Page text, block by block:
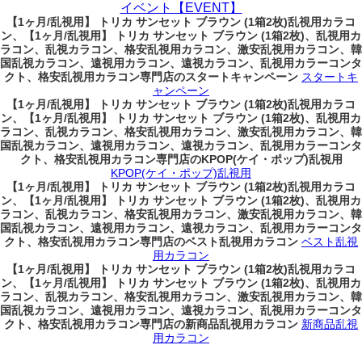
イベント【EVENT】
【1ヶ月/乱視用】 トリカ サンセット ブラウン (1箱2枚)乱視用カラコ
ン、
【1ヶ月/乱視用】 トリカ サンセット ブラウン (1箱2枚)、乱視用カ
ラコン、乱視カラコン、格安乱視用カラコン、激安乱視用カラコン、韓
国乱視カラコン、遠視用カラコン、遠視カラコン、乱視用カラーコンタ
クト、格安乱視用カラコン専門店のスタートキャンペーン スタートキ
ャンペーン
【1ヶ月/乱視用】 トリカ サンセット ブラウン (1箱2枚)乱視用カラコ
ン、
【1ヶ月/乱視用】 トリカ サンセット ブラウン (1箱2枚)、乱視用カ
ラコン、乱視カラコン、格安乱視用カラコン、激安乱視用カラコン、韓
国乱視カラコン、遠視用カラコン、遠視カラコン、乱視用カラーコンタ
クト、格安乱視用カラコン専門店のKPOP(ケイ・ポップ)乱視用
KPOP(ケイ・ポップ)乱視用
【1ヶ月/乱視用】 トリカ サンセット ブラウン (1箱2枚)乱視用カラコ
ン、
【1ヶ月/乱視用】 トリカ サンセット ブラウン (1箱2枚)、乱視用カ
ラコン、乱視カラコン、格安乱視用カラコン、激安乱視用カラコン、韓
国乱視カラコン、遠視用カラコン、遠視カラコン、乱視用カラーコンタ
クト、格安乱視用カラコン専門店のベスト乱視用カラコン ベスト乱視
用カラコン
【1ヶ月/乱視用】 トリカ サンセット ブラウン (1箱2枚)乱視用カラコ
ン、
【1ヶ月/乱視用】 トリカ サンセット ブラウン (1箱2枚)、乱視用カ
ラコン、乱視カラコン、格安乱視用カラコン、激安乱視用カラコン、韓
国乱視カラコン、遠視用カラコン、遠視カラコン、乱視用カラーコンタ
クト、格安乱視用カラコン専門店の新商品乱視用カラコン 新商品乱視
用カラコン